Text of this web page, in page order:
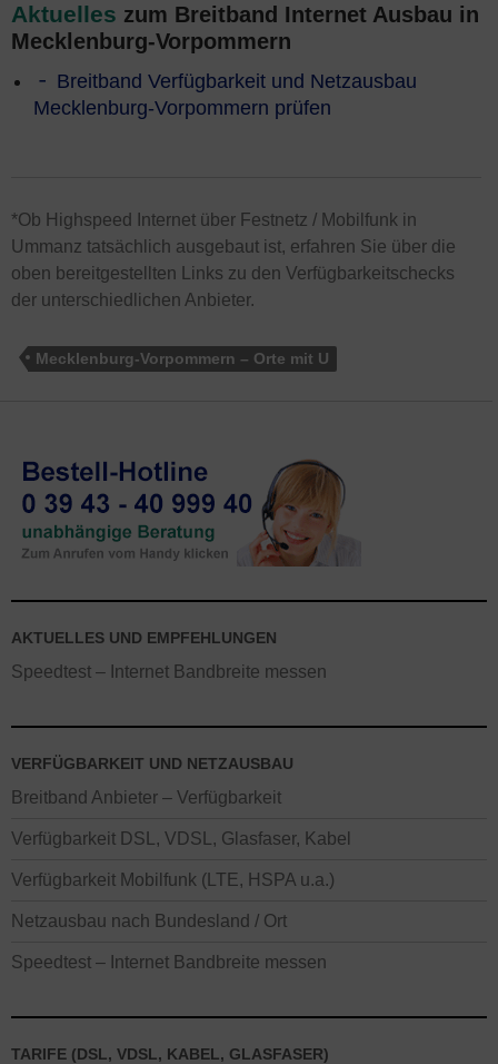
Aktuelles zum Breitband Internet Ausbau in
Mecklenburg-Vorpommern
Breitband Verfügbarkeit und Netzausbau
Mecklenburg-Vorpommern prüfen
*Ob Highspeed Internet über Festnetz / Mobilfunk in
Ummanz tatsächlich ausgebaut ist, erfahren Sie über die
oben bereitgestellten Links zu den Verfügbarkeitschecks
der unterschiedlichen Anbieter.
Mecklenburg-Vorpommern – Orte mit U
AKTUELLES UND EMPFEHLUNGEN
Speedtest – Internet Bandbreite messen
VERFÜGBARKEIT UND NETZAUSBAU
Breitband Anbieter – Verfügbarkeit
Verfügbarkeit DSL, VDSL, Glasfaser, Kabel
Verfügbarkeit Mobilfunk (LTE, HSPA u.a.)
Netzausbau nach Bundesland / Ort
Speedtest – Internet Bandbreite messen
TARIFE (DSL, VDSL, KABEL, GLASFASER)